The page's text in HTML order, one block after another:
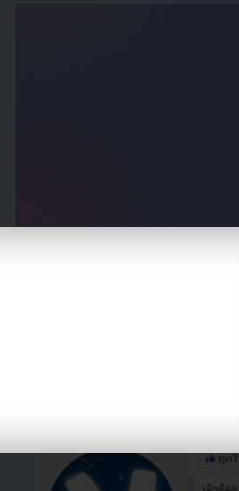
หา
หากไม่ต้องการพลาดข่าวสารอย่าง
เลือกเห็นโพสต์ก่อนของเพ